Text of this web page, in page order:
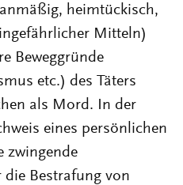
heimtückisch,
Mitteln)
Beweggründe
etc.) des Täters
als Mord. In der
eines persönlichen
zwingende
Bestrafung von